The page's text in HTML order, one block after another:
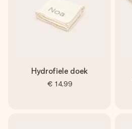
Hydrofiele doek
€ 14,99